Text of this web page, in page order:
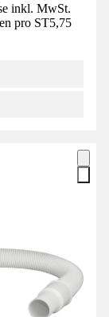
inkl. MwSt.
pro ST5,75